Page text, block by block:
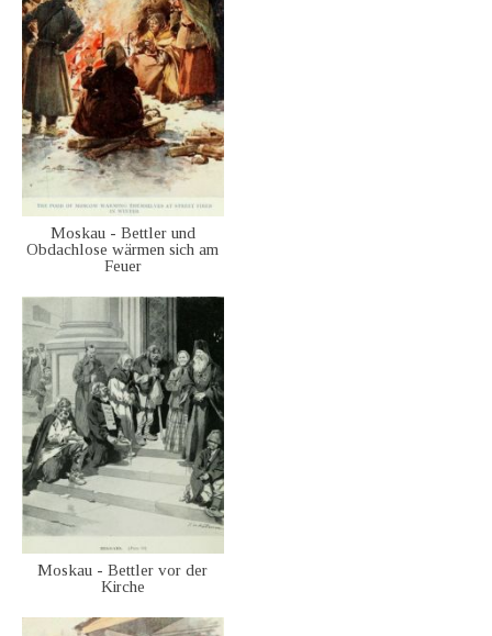
Moskau - Bettler und
Obdachlose wärmen sich am
Feuer
Moskau - Bettler vor der
Kirche